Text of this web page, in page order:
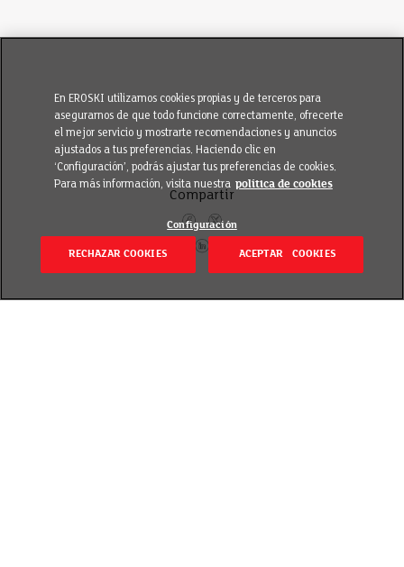
Compartir
En EROSKI utilizamos cookies propias y de terceros para
asegurarnos de que todo funcione correctamente, ofrecerte
el mejor servicio y mostrarte recomendaciones y anuncios
ajustados a tus preferencias. Haciendo clic en
‘Configuración’, podrás ajustar tus preferencias de cookies.
Para más información, visita nuestra política de cookies
Configuración
RECHAZAR COOKIES ACEPTAR COOKIES